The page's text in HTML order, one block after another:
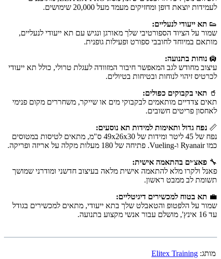
לעמידות יוצאת דופן ומחזיקים מעמד מעל 20,000 שימושים.
👟 תא ייעודי לנעליים:
שמור על הציוד הספורטיבי שלך מאורגן ונגיש עם תא ייעודי לנעליים,
מותאם במיוחד לחובבי ספורט ופעילות גופנית.
🛄 נוחות בתנועה:
עיצוב מחודש לגב המאפשר חיבור המזוודה לעגלת טרולי, כולל תא ייעודי
לכרטיס זיהוי לנוחות ובטיחות בטיולים.
🥤 תאי בקבוקים כפולים:
תאים צדדיים מותאמים לבקבוקי מים או שייקר, משחררים מקום פנימי
לאחסון פריטים חשובים.
📏 נפח גדול ותאימות למידות תא נוסעים:
נפח של 45 ליטר ומידות של 49x26x30 ס"מ, מתאים לטיסות במטוסים
כמו Ryanair ו-Vueling. פתיחה של 180 מעלות מקלה על אריזה ופריקה.
🔧 פאצ׳ים בהתאמה אישית:
פאנל ולקרו מלא להתאמה אישית מלאה בעיצוב חדשני ומודרני שמושך
תשומת לב ממבט ראשון.
💼 תא בטוח למכשירים דיגיטליים:
שמור על הלפטופ והטאבלט שלך בתא ייעודי, מתאים למכשירים בגודל
עד 16 אינץ', מושלם עבור אנשי מקצוע בתנועה.
מותג: Elitex Training